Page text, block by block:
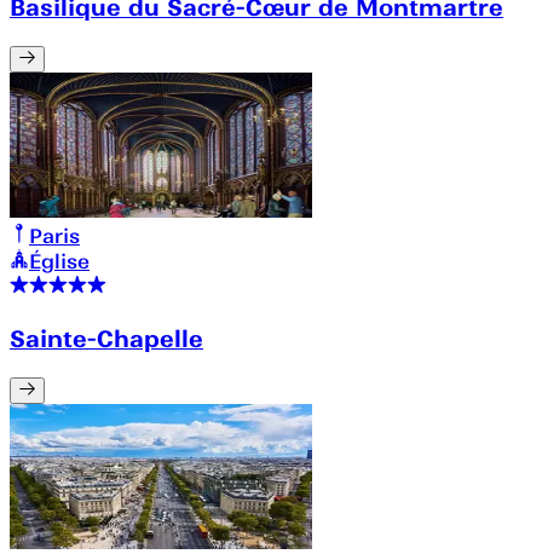
Basilique du Sacré-Cœur de Montmartre
Paris
Église
Sainte-Chapelle